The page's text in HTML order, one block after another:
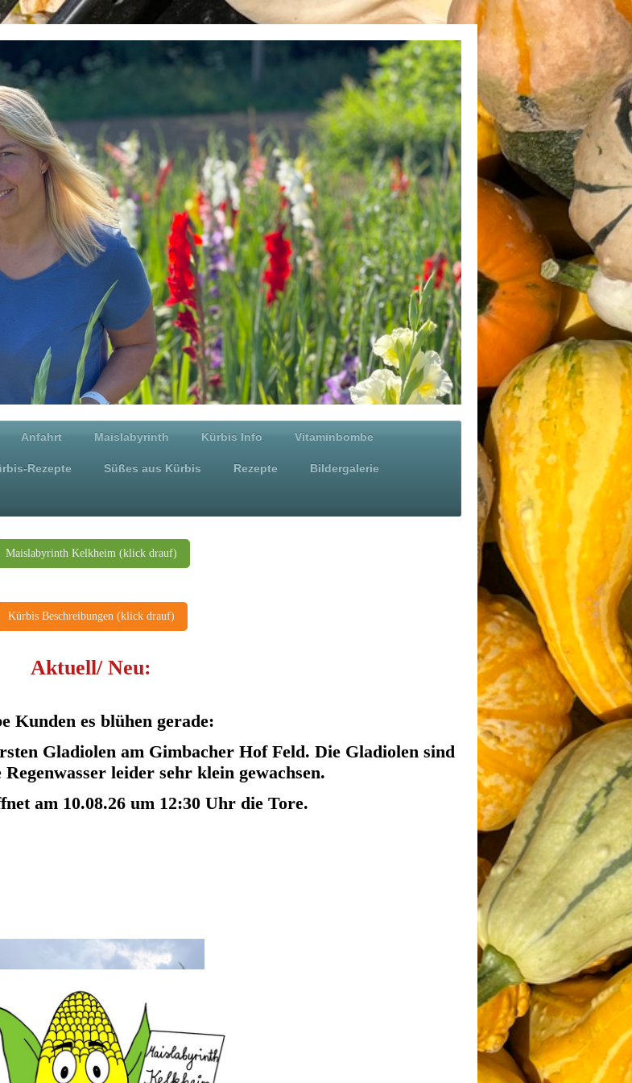
Anfahrt Maislabyrinth Kürbis Info Vitaminbombe
Rezepte Süßes aus Kürbis Rezepte Bildergalerie
Maislabyrinth Kelkheim (klick drauf)
Kürbis Beschreibungen (klick drauf)
Aktuell/ Neu:
Kunden es blühen gerade:
Gladiolen am Gimbacher Hof Feld. Die Gladiolen sind
leider sehr klein gewachsen.
am 10.08.26 um 12:30 Uhr die Tore.